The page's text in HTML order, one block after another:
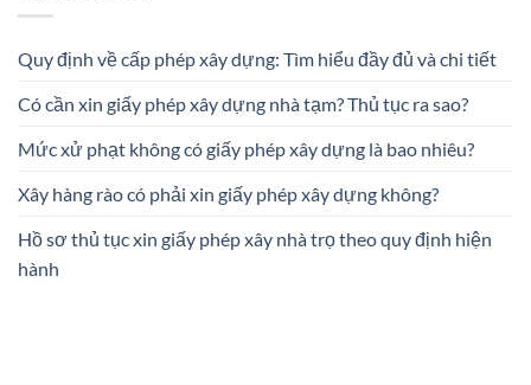
Quy định về cấp phép xây dựng: Tìm hiểu đầy đủ và chi tiết
Có cần xin giấy phép xây dựng nhà tạm? Thủ tục ra sao?
Mức xử phạt không có giấy phép xây dựng là bao nhiêu?
Xây hàng rào có phải xin giấy phép xây dựng không?
Hồ sơ thủ tục xin giấy phép xây nhà trọ theo quy định hiện
hành